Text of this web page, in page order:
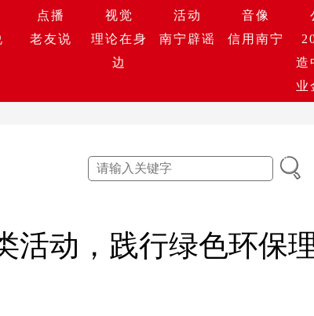
点播 视觉 活动 音像
老友说
理论在身
边
南宁辟谣 信用南宁
造
业
活动，践行绿色环保